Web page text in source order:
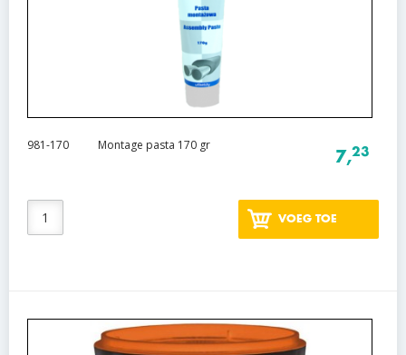
981-170 Montage pasta 170 gr
7,23
VOEG TOE